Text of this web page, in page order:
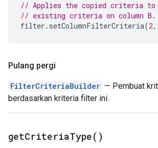
// Applies the copied criteria to
// existing criteria on column B.
filter . setColumnFilterCriteria(2,
Pulang pergi
FilterCriteriaBuilder — Pembuat
berdasarkan kriteria filter ini.
getCriteriaType( )